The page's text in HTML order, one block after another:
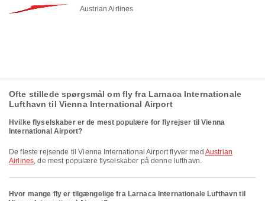
Austrian Airlines
Ofte stillede spørgsmål om fly fra Larnaca Internationale
Lufthavn til Vienna International Airport
Hvilke flyselskaber er de mest populære for flyrejser til Vienna
International Airport?
De fleste rejsende til Vienna International Airport flyver med Austrian
Airlines, de mest populære flyselskaber på denne lufthavn.
Hvor mange fly er tilgængelige fra Larnaca Internationale Lufthavn til